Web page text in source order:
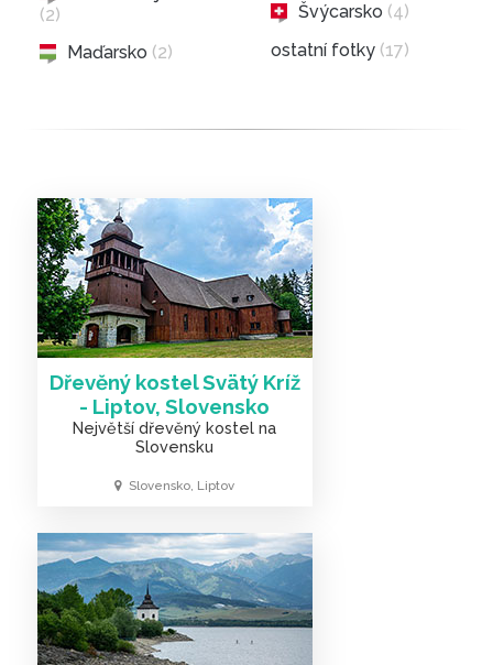
(2)
Maďarsko (2)
Švýcarsko (4)
ostatní fotky (17)
Dřevěný kostel Svätý Kríž
- Liptov, Slovensko
Největší dřevěný kostel na
Slovensku
Slovensko, Liptov